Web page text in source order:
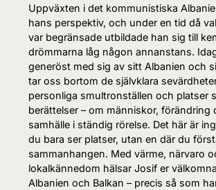
Uppväxten i det kommunistiska
hans perspektiv, och under en tid då
var begränsade utbildade han sig till
drömmarna låg någon annanstans.
generöst med sig av sitt Albanien och
tar oss bortom de självklara
personliga smultronställen och platser
berättelser – om människor, förändring
samhälle i ständig rörelse. Det här är
du bara ser platser, utan en där du
sammanhangen. Med värme, närvaro
lokalkännedom hälsar Josif er
Albanien och Balkan – precis så som